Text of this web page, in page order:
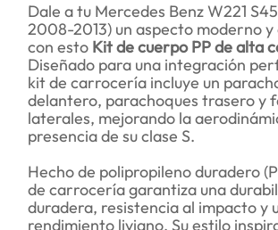
Dale a tu Mercedes Benz W221
2008-2013) un aspecto moderno
con esto Kit de cuerpo PP de alta
Diseñado para una integración
kit de carrocería incluye un
delantero, parachoques trasero y
laterales, mejorando la
presencia de su clase S.
Hecho de polipropileno duradero
de carrocería garantiza una
duradera, resistencia al impacto y
rendimiento liviano. Su estilo